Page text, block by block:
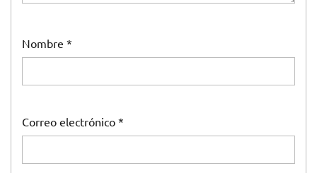
Nombre *
Correo electrónico *